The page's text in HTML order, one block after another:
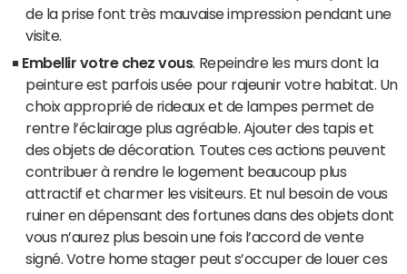
de la prise font très mauvaise impression pendant une
visite.
Embellir votre chez vous. Repeindre les murs dont la
peinture est parfois usée pour rajeunir votre habitat. Un
choix approprié de rideaux et de lampes permet de
rentre l’éclairage plus agréable. Ajouter des tapis et
des objets de décoration. Toutes ces actions peuvent
contribuer à rendre le logement beaucoup plus
attractif et charmer les visiteurs. Et nul besoin de vous
ruiner en dépensant des fortunes dans des objets dont
vous n’aurez plus besoin une fois l’accord de vente
signé. Votre home stager peut s’occuper de louer ces